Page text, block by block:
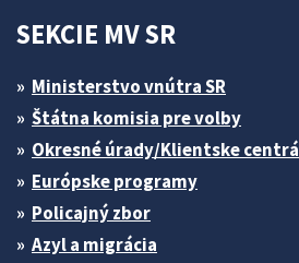
SEKCIE MV SR
Ministerstvo vnútra SR
Štátna komisia pre volby
Okresné úrady/Klientske centrá
Európske programy
Policajný zbor
Azyl a migrácia